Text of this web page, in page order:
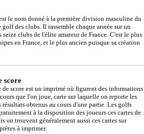
le nom donné à la première division masculine du
des clubs. Il rassemble chaque année sur un
seize clubs de l'élite amateur de France. C'est le plus
en France, et le plus ancien puisque sa création
score
de score est un imprimé où figurent des informations
que l'on joue, carte sur laquelle on reporte les
résultats obtenus au cours d'une partie. Les golfs
à la disposition des joueurs ces cartes de
on trouvent généralement aussi ces cartes sur
à imprimer.